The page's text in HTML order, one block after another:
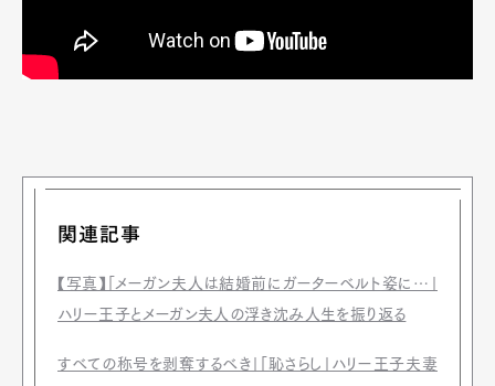
関連記事
【写真】「メーガン夫人は結婚前にガーターベルト姿に…」
ハリー王子とメーガン夫人の浮き沈み人生を振り返る
すべての称号を剥奪するべき」「恥さらし」ハリー王子夫妻